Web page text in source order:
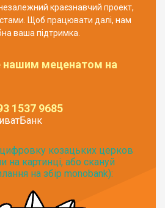
незалежний краєзнавчий проект,
Щоб працювати далі, нам
ваша підтримка.
нашим меценатом на
1537 9685
козацьких церков
на картинці, або скануй
на збір monobank):